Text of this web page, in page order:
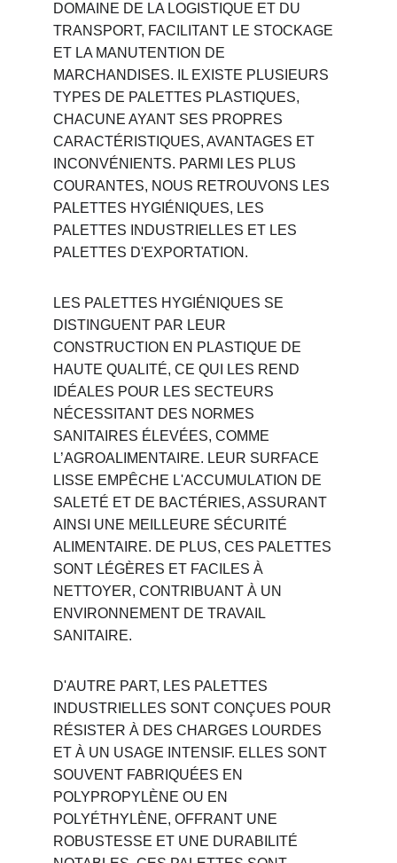
DOMAINE DE LA LOGISTIQUE ET DU
TRANSPORT, FACILITANT LE STOCKAGE
ET LA MANUTENTION DE
MARCHANDISES. IL EXISTE PLUSIEURS
TYPES DE PALETTES PLASTIQUES,
CHACUNE AYANT SES PROPRES
CARACTÉRISTIQUES, AVANTAGES ET
INCONVÉNIENTS. PARMI LES PLUS
COURANTES, NOUS RETROUVONS LES
PALETTES HYGIÉNIQUES, LES
PALETTES INDUSTRIELLES ET LES
PALETTES D'EXPORTATION.
LES PALETTES HYGIÉNIQUES SE
DISTINGUENT PAR LEUR
CONSTRUCTION EN PLASTIQUE DE
HAUTE QUALITÉ, CE QUI LES REND
IDÉALES POUR LES SECTEURS
NÉCESSITANT DES NORMES
SANITAIRES ÉLEVÉES, COMME
L’AGROALIMENTAIRE. LEUR SURFACE
LISSE EMPÊCHE L'ACCUMULATION DE
SALETÉ ET DE BACTÉRIES, ASSURANT
AINSI UNE MEILLEURE SÉCURITÉ
ALIMENTAIRE. DE PLUS, CES PALETTES
SONT LÉGÈRES ET FACILES À
NETTOYER, CONTRIBUANT À UN
ENVIRONNEMENT DE TRAVAIL
SANITAIRE.
D'AUTRE PART, LES PALETTES
INDUSTRIELLES SONT CONÇUES POUR
RÉSISTER À DES CHARGES LOURDES
ET À UN USAGE INTENSIF. ELLES SONT
SOUVENT FABRIQUÉES EN
POLYPROPYLÈNE OU EN
POLYÉTHYLÈNE, OFFRANT UNE
ROBUSTESSE ET UNE DURABILITÉ